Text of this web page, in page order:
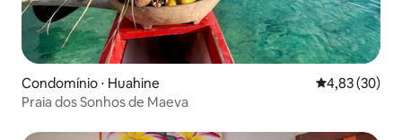
Condomínio ⋅ Huahine 4,83 de uma
4,83 (30)
Praia dos Sonhos de Maeva